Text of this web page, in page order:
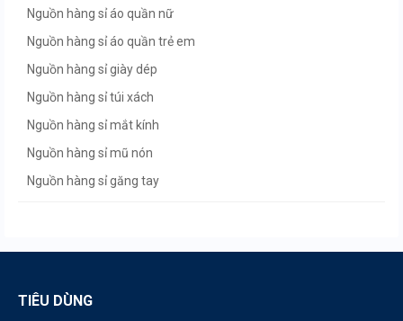
Nguồn hàng sỉ áo quần nữ
Nguồn hàng sỉ áo quần trẻ em
Nguồn hàng sỉ giày dép
Nguồn hàng sỉ túi xách
Nguồn hàng sỉ mắt kính
Nguồn hàng sỉ mũ nón
Nguồn hàng sỉ găng tay
Nguồn hàng sỉ quảng châu
TIÊU DÙNG